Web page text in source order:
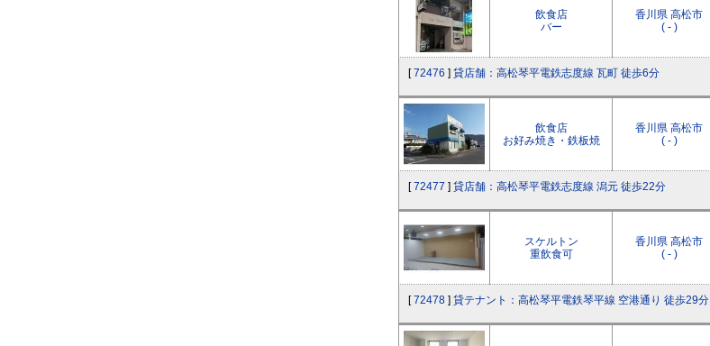
飲食店
バー
香川県 高松市
( - )
[72476 ] 貸店舗：高松琴平電鉄志度線 瓦町 徒歩6分
飲食店
お好み焼き・鉄板焼
香川県 高松市
( - )
[72477 ] 貸店舗：高松琴平電鉄志度線 潟元 徒歩22分
スケルトン
重飲食可
香川県 高松市
( - )
[72478 ] 貸テナント：高松琴平電鉄琴平線 空港通り 徒歩29分